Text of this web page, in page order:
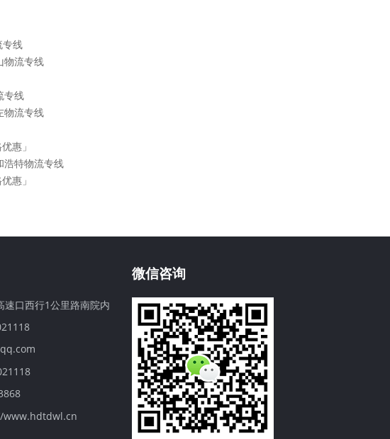
专线
物流专线
专线
物流专线
惠」
特物流专线
惠」
速口西行1公里路南院内
www.hdtdwl.cn
微信咨询